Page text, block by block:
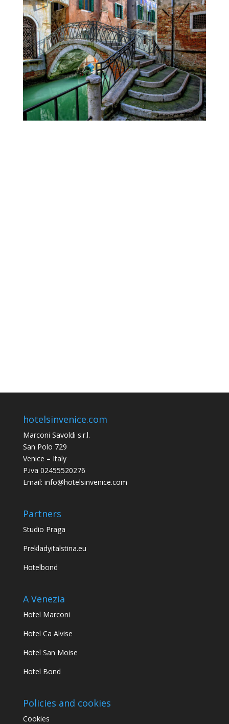
hotelsinvenice.com
Marconi Savoldi s.r.l.
San Polo 729
Venice – Italy
P.iva 02455520276
Email: info@hotelsinvenice.com
Partners
Studio Praga
Prekladyitalstina.eu
Hotelbond
A Venezia
Hotel Marconi
Hotel Ca Alvise
Hotel San Moise
Hotel Bond
Policies and cookies
Cookies